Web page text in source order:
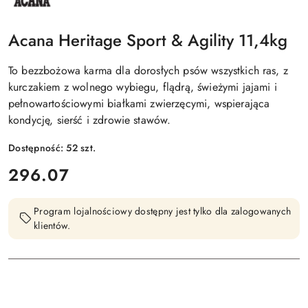
ACANA
Acana Heritage Sport & Agility 11,4kg
To bezzbożowa karma dla dorosłych psów wszystkich ras, z
kurczakiem z wolnego wybiegu, flądrą, świeżymi jajami i
pełnowartościowymi białkami zwierzęcymi, wspierająca
kondycję, sierść i zdrowie stawów.
Dostępność:52szt.
cena:
296.07
Program lojalnościowy dostępny jest tylko dla zalogowanych
klientów.